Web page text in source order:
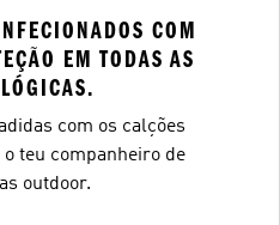
COM
EM TODAS AS
com os calções
o teu companheiro de
outdoor.